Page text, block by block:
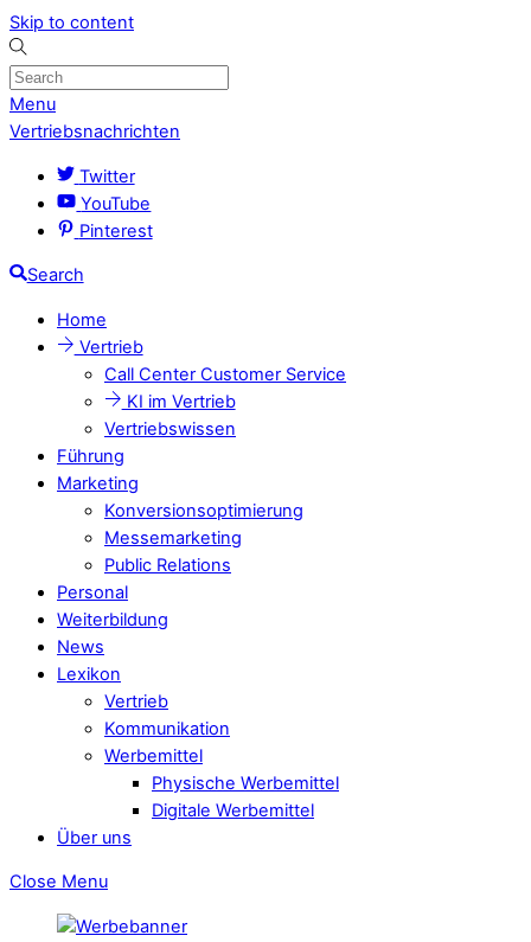
Skip to content
Menu
Vertriebsnachrichten
Twitter
YouTube
Pinterest
Search
Home
Vertrieb
Call Center Customer Service
KI im Vertrieb
Vertriebswissen
Führung
Marketing
Konversionsoptimierung
Messemarketing
Public Relations
Personal
Weiterbildung
News
Lexikon
Vertrieb
Kommunikation
Werbemittel
Physische Werbemittel
Digitale Werbemittel
Über uns
Close Menu